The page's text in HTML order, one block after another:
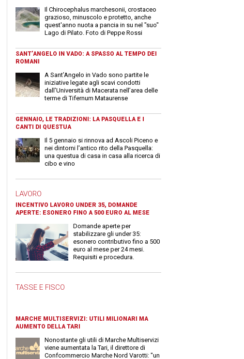
Il Chirocephalus marchesonii, crostaceo
grazioso, minuscolo e protetto, anche
quest'anno nuota a pancia in su nel "suo"
Lago di Pilato. Foto di Peppe Rossi
SANT’ANGELO IN VADO: A SPASSO AL TEMPO DEI
ROMANI
A Sant’Angelo in Vado sono partite le
iniziative legate agli scavi condotti
dall’Università di Macerata nell’area delle
terme di Tifernum Mataurense
GENNAIO, LE TRADIZIONI: LA PASQUELLA E I
CANTI DI QUESTUA
Il 5 gennaio si rinnova ad Ascoli Piceno e
nei dintorni l'antico rito della Pasquella:
una questua di casa in casa alla ricerca di
cibo e vino
LAVORO
INCENTIVO LAVORO UNDER 35, DOMANDE
APERTE: ESONERO FINO A 500 EURO AL MESE
Domande aperte per
stabilizzare gli under 35:
esonero contributivo fino a 500
euro al mese per 24 mesi.
Requisiti e procedura.
TASSE E FISCO
MARCHE MULTISERVIZI: UTILI MILIONARI MA
AUMENTO DELLA TARI
Nonostante gli utili di Marche Multiservizi
viene aumentata la Tari, il direttore di
Confcommercio Marche Nord Varotti: "un